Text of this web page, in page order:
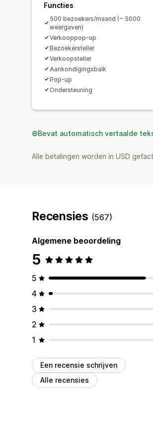
Functies
500 bezoekers/maand (~ 5000
weergaven)
Verkooppop-up
Bezoekersteller
Verkoopsteller
Aankondigingsbalk
Pop-up
Ondersteuning
Bevat automatisch vertaalde
Alle betalingen worden in USD
Recensies (567)
Algemene beoordeling
5
5
4
3
2
1
Een recensie schrijven
Alle recensies